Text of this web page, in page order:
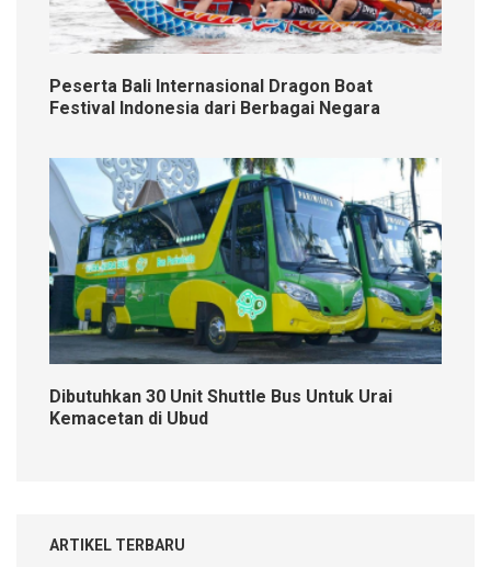
Peserta Bali Internasional Dragon Boat
Festival Indonesia dari Berbagai Negara
Dibutuhkan 30 Unit Shuttle Bus Untuk Urai
Kemacetan di Ubud
ARTIKEL TERBARU